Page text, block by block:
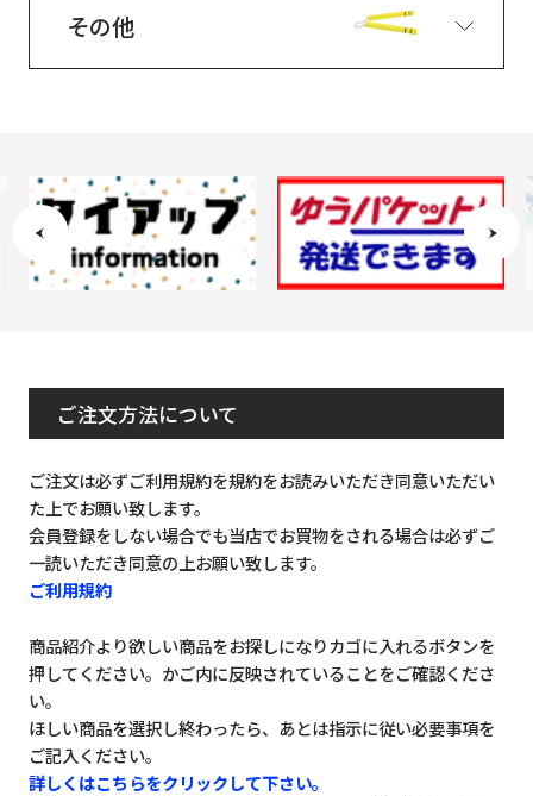
その他
ご注文方法について
ご注文は必ずご利用規約を規約をお読みいただき同意いただい
た上でお願い致します。
会員登録をしない場合でも当店でお買物をされる場合は必ずご
一読いただき同意の上お願い致します。
ご利用規約
商品紹介より欲しい商品をお探しになりカゴに入れるボタンを
押してください。かご内に反映されていることをご確認くださ
い。
ほしい商品を選択し終わったら、あとは指示に従い必要事項を
ご記入ください。
詳しくはこちらをクリックして下さい。